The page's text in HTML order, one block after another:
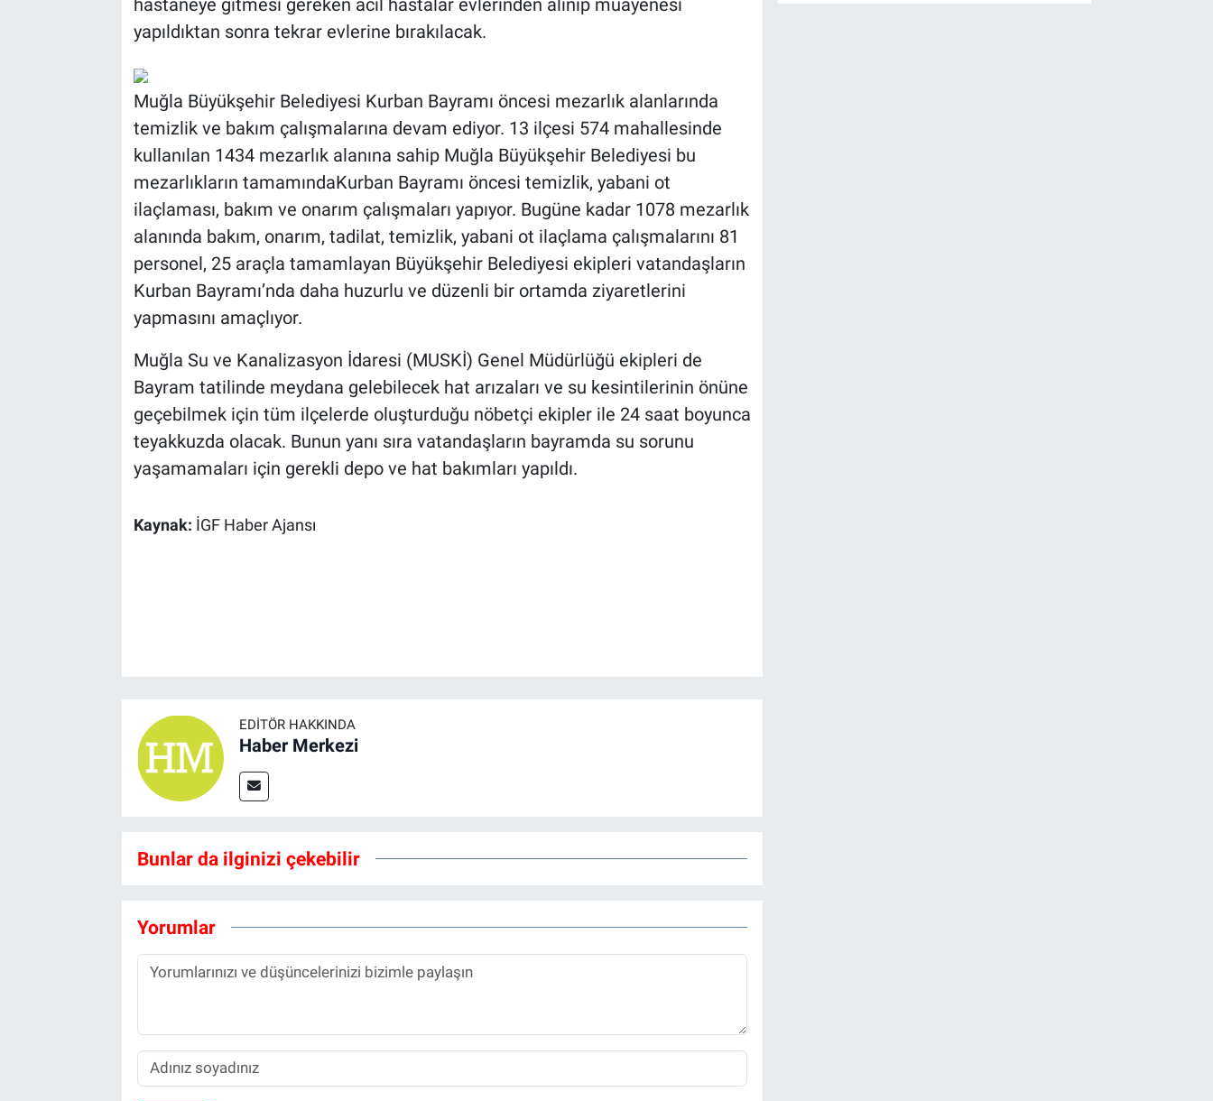
hastaneye gitmesi gereken acil hastalar evlerinden alınıp muayenesi
yapıldıktan sonra tekrar evlerine bırakılacak.
Muğla Büyükşehir Belediyesi Kurban Bayramı öncesi mezarlık alanlarında
temizlik ve bakım çalışmalarına devam ediyor. 13 ilçesi 574 mahallesinde
kullanılan 1434 mezarlık alanına sahip Muğla Büyükşehir Belediyesi bu
mezarlıkların tamamındaKurban Bayramı öncesi temizlik, yabani ot
ilaçlaması, bakım ve onarım çalışmaları yapıyor. Bugüne kadar 1078 mezarlık
alanında bakım, onarım, tadilat, temizlik, yabani ot ilaçlama çalışmalarını 81
personel, 25 araçla tamamlayan Büyükşehir Belediyesi ekipleri vatandaşların
Kurban Bayramı’nda daha huzurlu ve düzenli bir ortamda ziyaretlerini
yapmasını amaçlıyor.
Muğla Su ve Kanalizasyon İdaresi (MUSKİ) Genel Müdürlüğü ekipleri de
Bayram tatilinde meydana gelebilecek hat arızaları ve su kesintilerinin önüne
geçebilmek için tüm ilçelerde oluşturduğu nöbetçi ekipler ile 24 saat boyunca
teyakkuzda olacak. Bunun yanı sıra vatandaşların bayramda su sorunu
yaşamamaları için gerekli depo ve hat bakımları yapıldı.
Kaynak: İGF Haber Ajansı
EDITÖR HAKKINDA
Haber Merkezi
Bunlar da ilginizi çekebilir
Yorumlar